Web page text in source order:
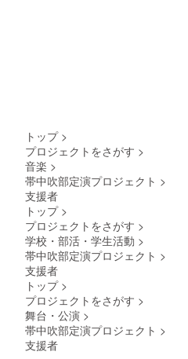
トップ >
プロジェクトをさがす >
音楽 >
帯中吹部定演プロジェクト >
支援者
トップ >
プロジェクトをさがす >
学校・部活・学生活動 >
帯中吹部定演プロジェクト >
支援者
トップ >
プロジェクトをさがす >
舞台・公演 >
帯中吹部定演プロジェクト >
支援者